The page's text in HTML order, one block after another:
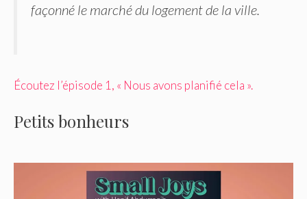
façonné le marché du logement de la ville.
Écoutez l’épisode 1, « Nous avons planifié cela ».
Petits bonheurs